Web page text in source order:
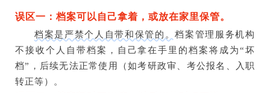
误区一：档案可以自己拿着，或放在家里保管。
档案是严禁个人自带和保管的。档案管理服务机构
不接收个人自带档案，自己拿在手里的档案将成为“坏
档”，后续无法正常使用（如考研政审、考公报名、入职
转正等）。